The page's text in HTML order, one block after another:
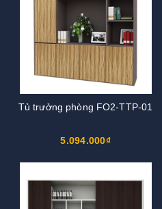
Tủ trưởng phòng FO2-TTP-01
5.094.000₫